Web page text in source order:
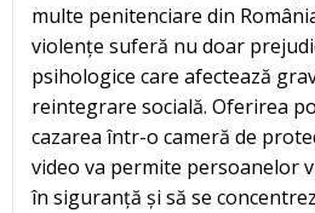
multe penitenciare din
violențe suferă nu doar
psihologice care afectează
reintegrare socială. Oferirea
cazarea într-o cameră de
video va permite persoanelor
în siguranță și să se